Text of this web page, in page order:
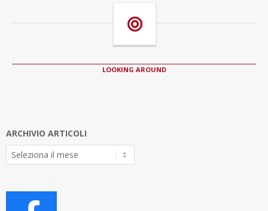
LOOKING AROUND
ARCHIVIO ARTICOLI
Archivio
Articoli